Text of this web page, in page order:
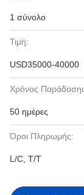
1 σύνολο
Τιμή:
USD35000-40000
Χρόνος
50 ημέρες
Όροι Πληρωμής:
L/C, T/T